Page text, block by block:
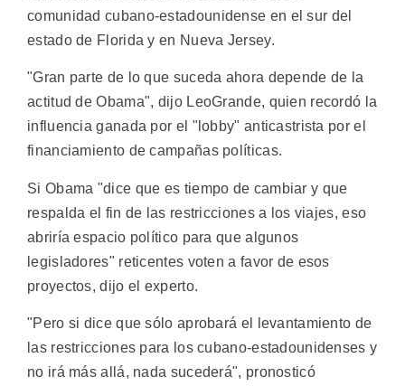
comunidad cubano-estadounidense en el sur del
estado de Florida y en Nueva Jersey.
"Gran parte de lo que suceda ahora depende de la
actitud de Obama", dijo LeoGrande, quien recordó la
influencia ganada por el "lobby" anticastrista por el
financiamiento de campañas políticas.
Si Obama "dice que es tiempo de cambiar y que
respalda el fin de las restricciones a los viajes, eso
abriría espacio político para que algunos
legisladores" reticentes voten a favor de esos
proyectos, dijo el experto.
"Pero si dice que sólo aprobará el levantamiento de
las restricciones para los cubano-estadounidenses y
no irá más allá, nada sucederá", pronosticó